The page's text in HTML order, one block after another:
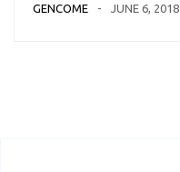
GENCOME JUNE 6, 2018